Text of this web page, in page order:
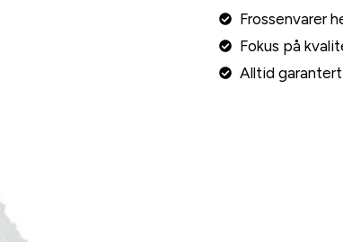
Frossenvarer
Fokus på
Alltid